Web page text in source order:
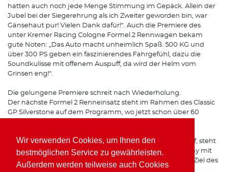
Wir verwenden Cookies, um Ihnen den
bestmöglichen Service zu gewährleisten.
Außerdem werden teilweise auch Cookies
hatten auch noch jede Menge Stimmung im Gepäck. Allein der
Jubel bei der Siegerehrung als ich Zweiter geworden bin, war
Gänsehaut pur! Vielen Dank dafür!“. Auch die Premiere des
unter Kremer Racing Cologne Formel 2 Rennwagen bekam
gute Noten: „Das Auto macht unheimlich Spaß. 500 KG und
über 300 PS geben ein faszinierendes Fahrgefühl, dazu die
Soundkulisse mit offenem Auspuff, da wird der Helm vom
Grinsen eng!“.
Die gelungene Premiere schreit nach Wiederholung.
Der nächste Formel 2 Renneinsatz steht im Rahmen des Classic
GP Silverstone auf dem Programm, wo jetzt schon über 60
Doch bevor Kaufmann zurück in den Formel Boliden darf, steht
erneut eine Veranstaltung der Cup & Tourenwagen Trophy mit
dem BMW Z4 M Coupe in Oschersleben an, wo das klare Ziel des